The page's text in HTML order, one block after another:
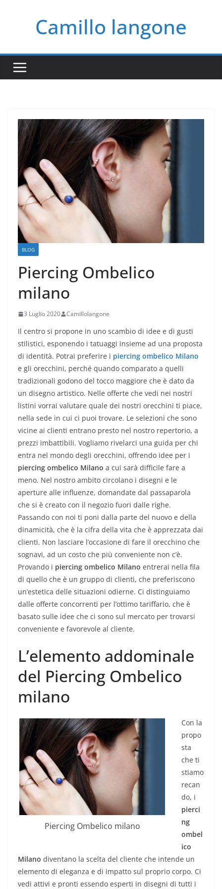
contenutoCamillo langone
BLOG
Piercing Ombelico
milano
3 Luglio 2020 Camillolangone
Il centro si propone in uno scambio di idee e di gusti
stilistici, esponendo i tatuaggi insieme ad una proposta
di identità. Potrai preferire i piercing ombelico Milano
e gli orecchini, perché quando comparato a quelli
tradizionali godono del tocco maggiore che è dato da
un disegno artistico. Nelle offerte che vedi nei nostri
listini vorrai valutare quale dei nostri orecchini ti piace,
nella sede in cui ci puoi trovare. Le selezioni che sono
vicine ai clienti entrano presto nel nostro repertorio, a
prezzi imbattibili. Vogliamo rivelarci una guida per chi
entra nel mondo degli orecchini, offrendo idee per i
piercing ombelico Milano a cui sarà difficile fare a
meno. Nel nostro ambito circolano i disegni e le
aperture alle influenze, domandate dal passaparola
che si è creato con il negozio fuori dalle righe.
Passando con noi ti poni dalla parte del nuovo e della
dinamicità, che è la cifra della vita che è apprezzata dai
clienti. Non lasciare l’occasione di fare il orecchino che
sognavi, ad un costo che più conveniente non c’è.
Provando i piercing ombelico Milano entrerai nella fila
di quello che è un gruppo di clienti, che preferiscono
un’estetica delle situazioni odierne. Ci distinguiamo
dalle offerte concorrenti per l’ottimo tariffario, che è
basato sulle idee che ci sono sul mercato per trovarsi
conveniente e favorevole al cliente.
L’elemento addominale
del Piercing Ombelico
milano
Piercing Ombelico milano
Con la
propo
sta
che ti
stiamo
recan
do, i
pierci
ng
ombel
ico
Milano diventano la scelta del cliente che intende un
elemento di eleganza e di impatto sul proprio corpo. Ci
vedi attivi e pronti essendo esperti in disegni di tutti i